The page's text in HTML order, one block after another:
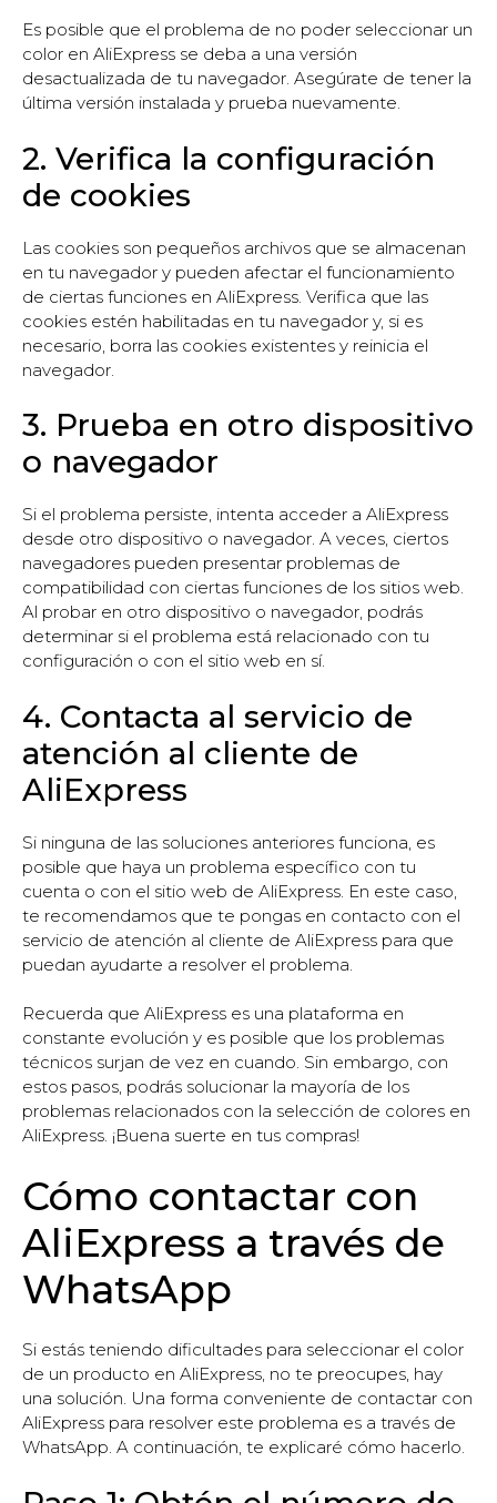
Es posible que el problema de no poder seleccionar un
color en AliExpress se deba a una versión
desactualizada de tu navegador. Asegúrate de tener la
última versión instalada y prueba nuevamente.
2. Verifica la configuración
de cookies
Las cookies son pequeños archivos que se almacenan
en tu navegador y pueden afectar el funcionamiento
de ciertas funciones en AliExpress. Verifica que las
cookies estén habilitadas en tu navegador y, si es
necesario, borra las cookies existentes y reinicia el
navegador.
3. Prueba en otro dispositivo
o navegador
Si el problema persiste, intenta acceder a AliExpress
desde otro dispositivo o navegador. A veces, ciertos
navegadores pueden presentar problemas de
compatibilidad con ciertas funciones de los sitios web.
Al probar en otro dispositivo o navegador, podrás
determinar si el problema está relacionado con tu
configuración o con el sitio web en sí.
4. Contacta al servicio de
atención al cliente de
AliExpress
Si ninguna de las soluciones anteriores funciona, es
posible que haya un problema específico con tu
cuenta o con el sitio web de AliExpress. En este caso,
te recomendamos que te pongas en contacto con el
servicio de atención al cliente de AliExpress para que
puedan ayudarte a resolver el problema.
Recuerda que AliExpress es una plataforma en
constante evolución y es posible que los problemas
técnicos surjan de vez en cuando. Sin embargo, con
estos pasos, podrás solucionar la mayoría de los
problemas relacionados con la selección de colores en
AliExpress. ¡Buena suerte en tus compras!
Cómo contactar con
AliExpress a través de
WhatsApp
Si estás teniendo dificultades para seleccionar el color
de un producto en AliExpress, no te preocupes, hay
una solución. Una forma conveniente de contactar con
AliExpress para resolver este problema es a través de
WhatsApp. A continuación, te explicaré cómo hacerlo.